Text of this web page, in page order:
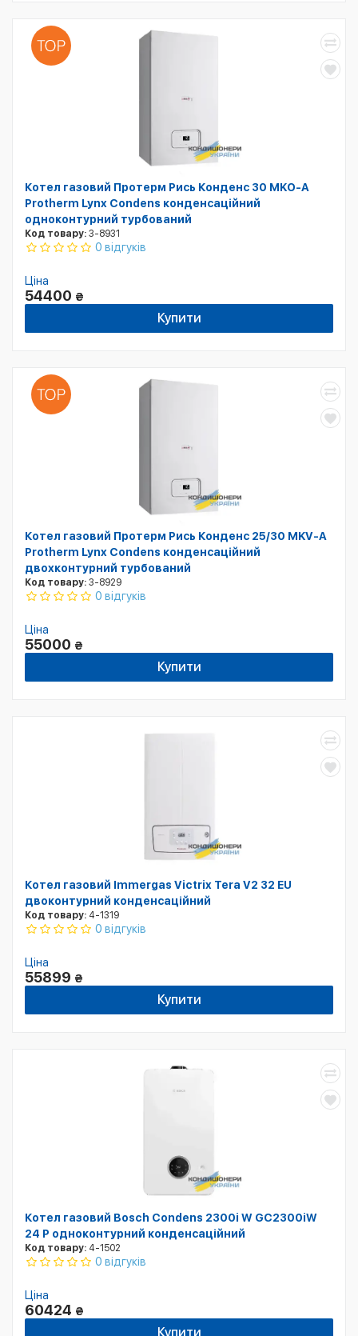
Котел газовий Протерм Рись Конденс 30 MKO-A
Protherm Lynx Condens конденсаційний
одноконтурний турбований
Код товару: 3-8931
0 відгуків
Ціна
54400 ₴
Купити
Котел газовий Протерм Рись Конденс 25/30 MKV-A
Protherm Lynx Condens конденсаційний
двохконтурний турбований
Код товару: 3-8929
0 відгуків
Ціна
55000 ₴
Купити
Котел газовий Immergas Victrix Tera V2 32 EU
двоконтурний конденсаційний
Код товару: 4-1319
0 відгуків
Ціна
55899 ₴
Купити
Котел газовий Bosch Condens 2300i W GC2300iW
24 P одноконтурний конденсаційний
Код товару: 4-1502
0 відгуків
Ціна
60424 ₴
Купити